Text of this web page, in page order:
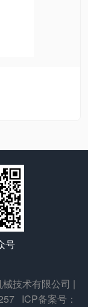
号
技术有限公司 |
ICP备案号：